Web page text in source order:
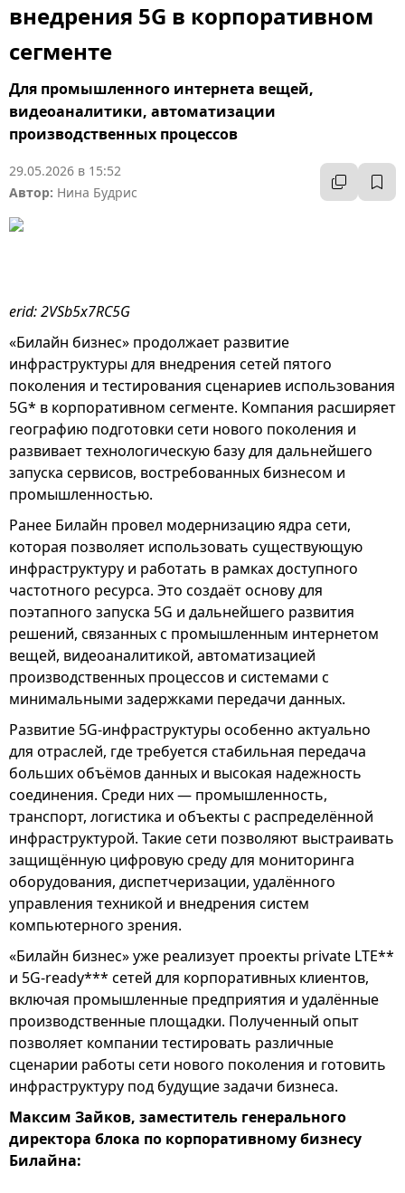
внедрения 5G в корпоративном
сегменте
Для промышленного интернета вещей,
видеоаналитики, автоматизации
производственных процессов
29.05.2026 в 15:52
Автор: Нина Будрис
erid: 2VSb5x7RC5G
«Билайн бизнес» продолжает развитие
инфраструктуры для внедрения сетей пятого
поколения и тестирования сценариев использования
5G* в корпоративном сегменте. Компания расширяет
географию подготовки сети нового поколения и
развивает технологическую базу для дальнейшего
запуска сервисов, востребованных бизнесом и
промышленностью.
Ранее Билайн провел модернизацию ядра сети,
которая позволяет использовать существующую
инфраструктуру и работать в рамках доступного
частотного ресурса. Это создаёт основу для
поэтапного запуска 5G и дальнейшего развития
решений, связанных с промышленным интернетом
вещей, видеоаналитикой, автоматизацией
производственных процессов и системами с
минимальными задержками передачи данных.
Развитие 5G-инфраструктуры особенно актуально
для отраслей, где требуется стабильная передача
больших объёмов данных и высокая надежность
соединения. Среди них — промышленность,
транспорт, логистика и объекты с распределённой
инфраструктурой. Такие сети позволяют выстраивать
защищённую цифровую среду для мониторинга
оборудования, диспетчеризации, удалённого
управления техникой и внедрения систем
компьютерного зрения.
«Билайн бизнес» уже реализует проекты private LTE**
и 5G-ready*** сетей для корпоративных клиентов,
включая промышленные предприятия и удалённые
производственные площадки. Полученный опыт
позволяет компании тестировать различные
сценарии работы сети нового поколения и готовить
инфраструктуру под будущие задачи бизнеса.
Максим Зайков, заместитель генерального
директора блока по корпоративному бизнесу
Билайна: